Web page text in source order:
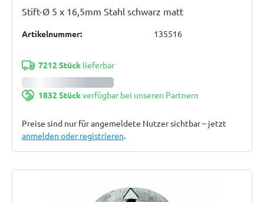
Stift-Ø 5 x 16,5mm Stahl schwarz matt
Artikelnummer: 135516
7212 Stücklieferbar
1832 Stückverfügbar bei unseren Partnern
Preise sind nur für angemeldete Nutzer sichtbar – jetzt
anmelden oder registrieren.